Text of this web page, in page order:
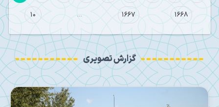
10
… 1667 1668
گزارش تصویری